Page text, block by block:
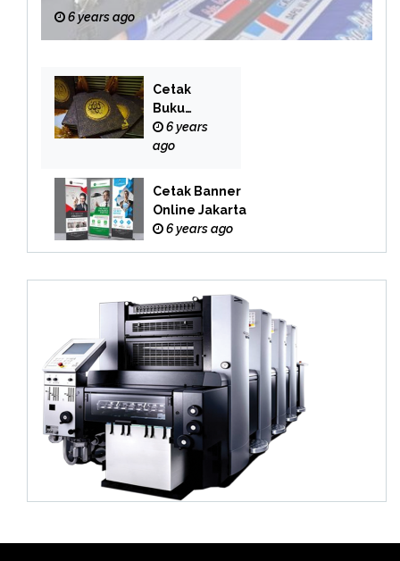
6 years ago
Cetak
Buku
Yasin
Online
6 years
ago
Cetak Banner
Online Jakarta
6 years ago